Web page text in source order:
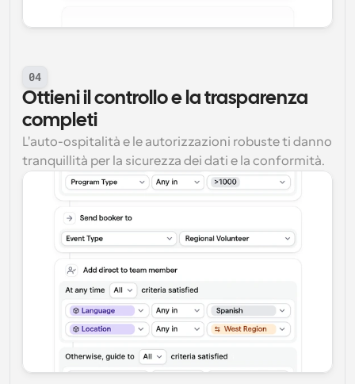
04
Ottieni il controllo e la trasparenza
completi
L'auto-ospitalità e le autorizzazioni robuste ti danno
tranquillità per la sicurezza dei dati e la conformità.